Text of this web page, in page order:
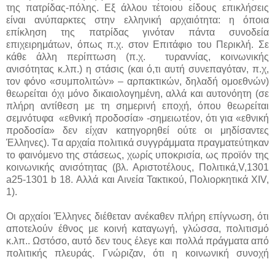
της πατρίδας-πόλης. Εξ άλλου τέτοιου είδους επικλήσεις
είναι ανύπαρκτες στην ελληνική αρχαιότητα: η όποια
επίκληση της πατρίδας γινόταν πάντα συνοδεία
επιχειρημάτων, όπως π.χ. στον Επιτάφιο του Περικλή. Σε
κάθε άλλη περίπτωση (π.χ. τυραννίας, κοινωνικής
ανισότητας κ.λπ.) η στάσις (και ό,τι αυτή συνεπαγόταν, π.χ,
τον φόνο «συμπολιτών» – αρπακτικών, δηλαδή ομοεθνών)
θεωρείται όχι μόνο δικαιολογημένη, αλλά και αυτονόητη (σε
πλήρη αντίθεση με τη σημερινή εποχή, όπου θεωρείται
σεμνότυφα «εθνική προδοσία» -σημειωτέον, ότι για «εθνική
προδοσία» δεν είχαν κατηγορηθεί ούτε οι μηδίσαντες
Έλληνες). Tα αρχαία πολιτικά συγγράμματα πραγματεύτηκαν
το φαινόμενο της στάσεως, χωρίς υποκρισία, ως προϊόν της
κοινωνικής ανισότητας (βλ. Αριστοτέλους, Πολιτικά,V,1301
a25-1301 b 18. Αλλά και Αινεία Τακτικού, Πολιορκητικά XIV,
1).
Οι αρχαίοι Έλληνες διέθεταν ανέκαθεν πλήρη επίγνωση, ότι
αποτελούν έθνος με κοινή καταγωγή, γλώσσα, πολιτισμό
κ.λπ.. Ωστόσο, αυτό δεν τους έλεγε και πολλά πράγματα από
πολιτικής πλευράς. Γνώριζαν, ότι η κοινωνική συνοχή